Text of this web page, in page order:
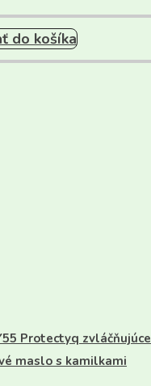
do košíka
Protectyq zvláčňujúce
maslo s kamilkami